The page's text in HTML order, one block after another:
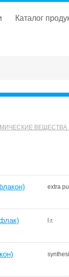
каталог
ВЕЩЕСТВА
extra
l.r.